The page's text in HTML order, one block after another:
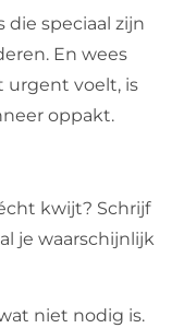
die speciaal zijn
En wees
urgent voelt, is
oppakt.
kwijt? Schrijf
je waarschijnlijk
niet nodig is.